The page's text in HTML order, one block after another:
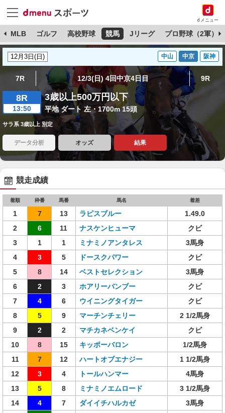
dメニュー
MLB ゴルフ 高校野球 競馬 Jリーグ プロ野球（2軍）
中山 中京 阪神
7R 12/3(日) 4回中京4日目 9R
8R
13:50
3歳以上500万円以下
平地 ダート 左・1700m 15頭
サラ系 3歳以上 別定
データ分析 オッズ 結果
競走成績
着順 枠番 馬番 馬名 着差
1 7 13 ラピスブルー
1.49.0
2
6 11 ナスケンヒューマ
クビ
3
1 1 ミナミノアンタレス
3馬身
4
3 5 ドースクパワー
クビ
5
8 14 ベストセレクション
3馬身
6
2 3 ホアリーバンブー
クビ
7
4 6 ウイニングタイガー
クビ
8
5 9 マーチンチェリー
2 1/2馬身
9
2 2 マチカネベンケイ
クビ
10
8 15 キッポーバロン
1/2馬身
11
7 12 ハートオブエナジー
1 1/2馬身
12
3 4 トールハンマー
4馬身
13
5 8 ミナミノエムロード
3 1/2馬身
14
4 7 ダイイチハルカゼ
3馬身